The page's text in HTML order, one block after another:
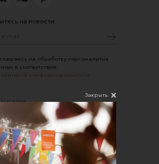
на новости
на обработку персональных
в соответствии
в офлайн-маркете
к фотографиям
Закрыть